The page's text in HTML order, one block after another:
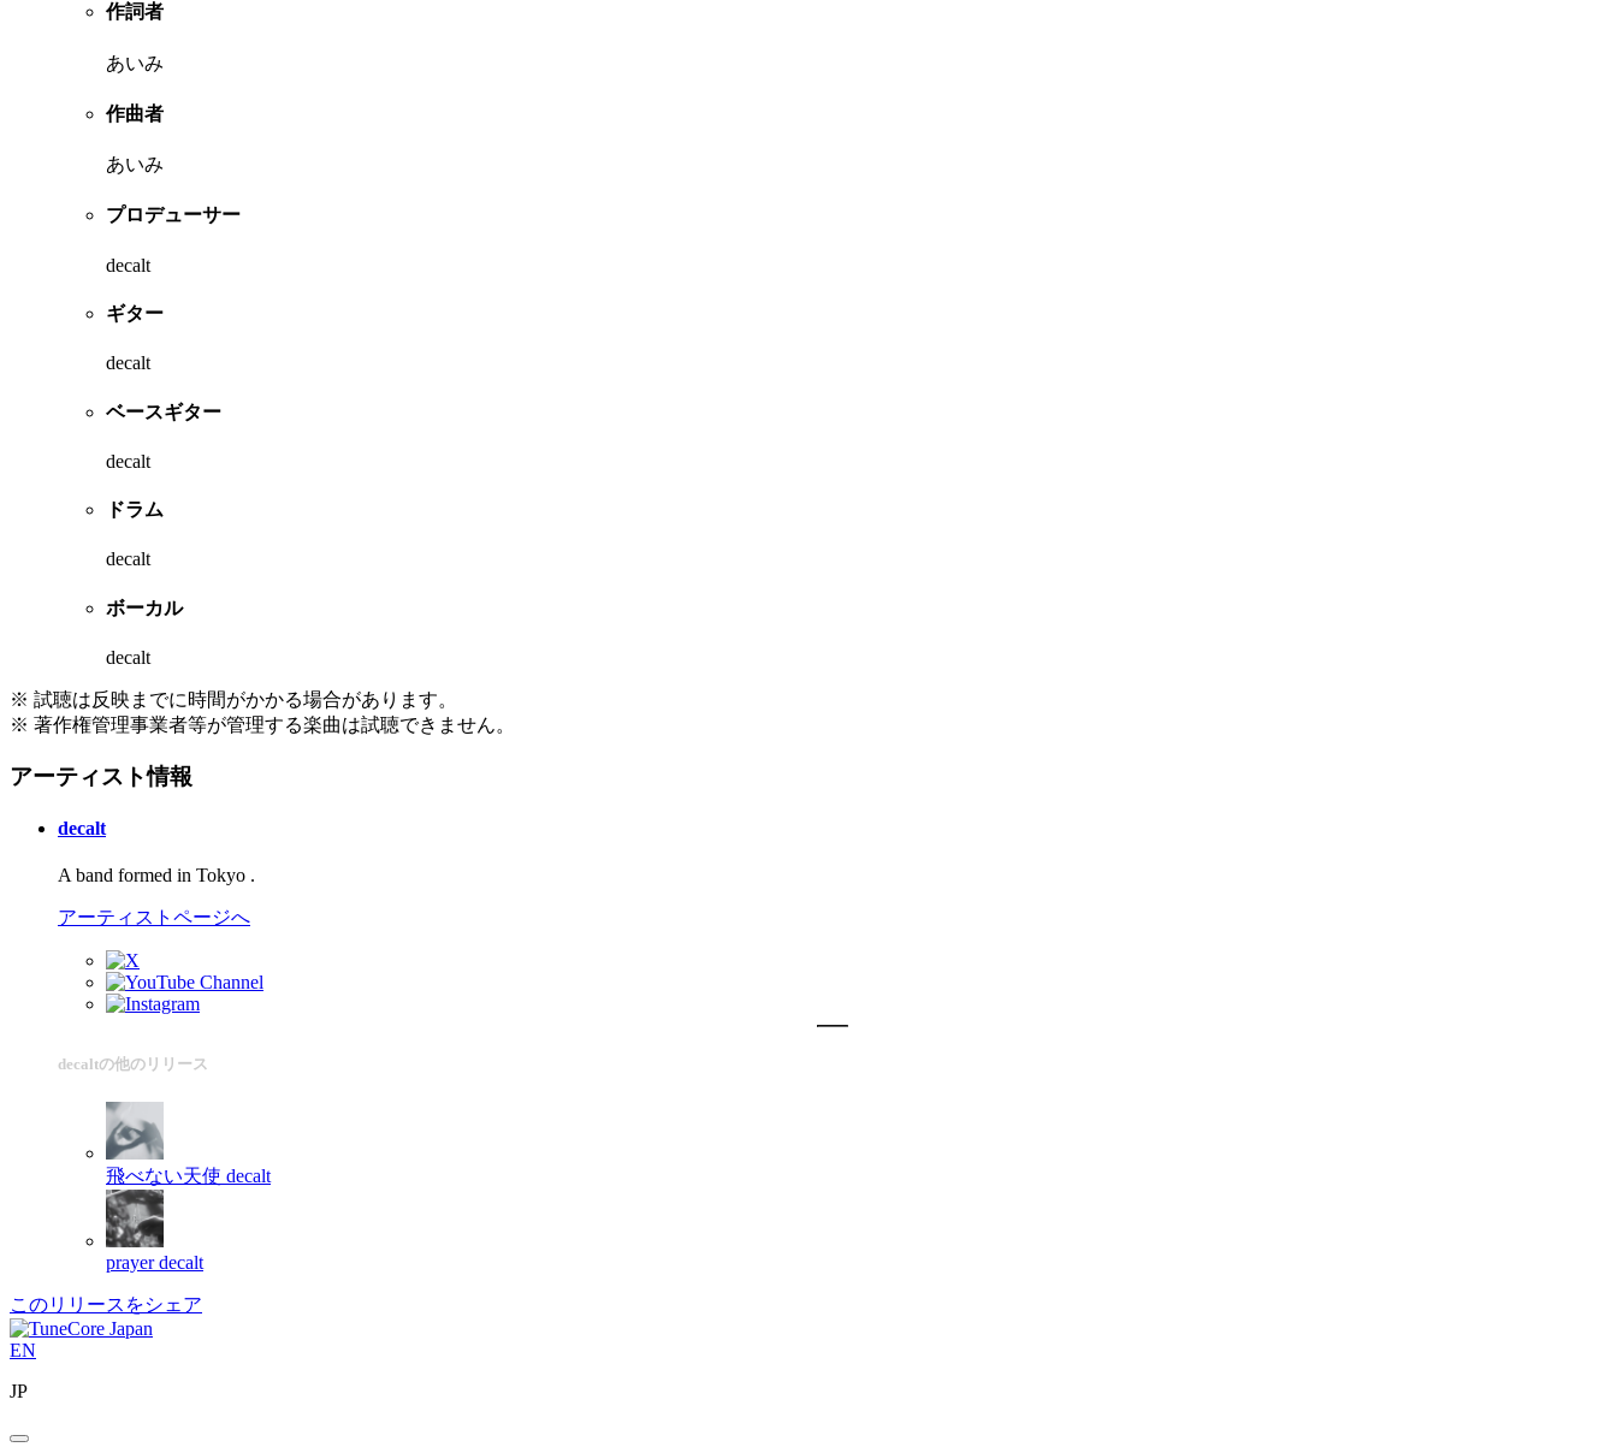
作詞者
あいみ
作曲者
あいみ
プロデューサー
decalt
ギター
decalt
ベースギター
decalt
ドラム
decalt
ボーカル
decalt
※ 試聴は反映までに時間がかかる場合があります。
※ 著作権管理事業者等が管理する楽曲は試聴できません。
アーティスト情報
decalt
A band formed in Tokyo .
アーティストページへ
decaltの他のリリース
飛べない天使 decalt
prayer decalt
このリリースをシェア
EN
JP